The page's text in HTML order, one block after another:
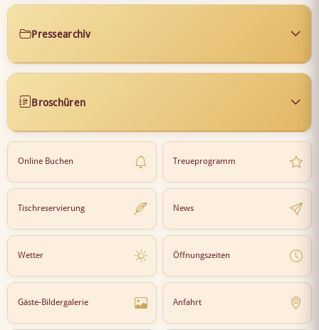
Pressearchiv
Broschüren
Online Buchen Treueprogramm
Tischreservierung News
Wetter Öffnungszeiten
Gäste-Bildergalerie Anfahrt